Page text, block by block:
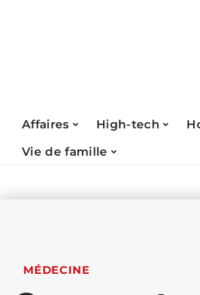
Affaires High-tech
Vie de famille
MÉDECINE